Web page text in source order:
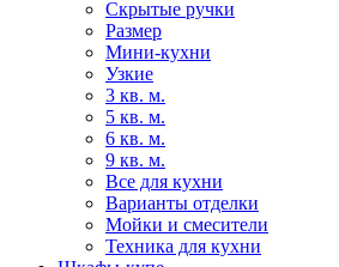
Скрытые ручки
Размер
Мини-кухни
Узкие
3 кв. м.
5 кв. м.
6 кв. м.
9 кв. м.
Все для кухни
Варианты отделки
Мойки и смесители
Техника для кухни